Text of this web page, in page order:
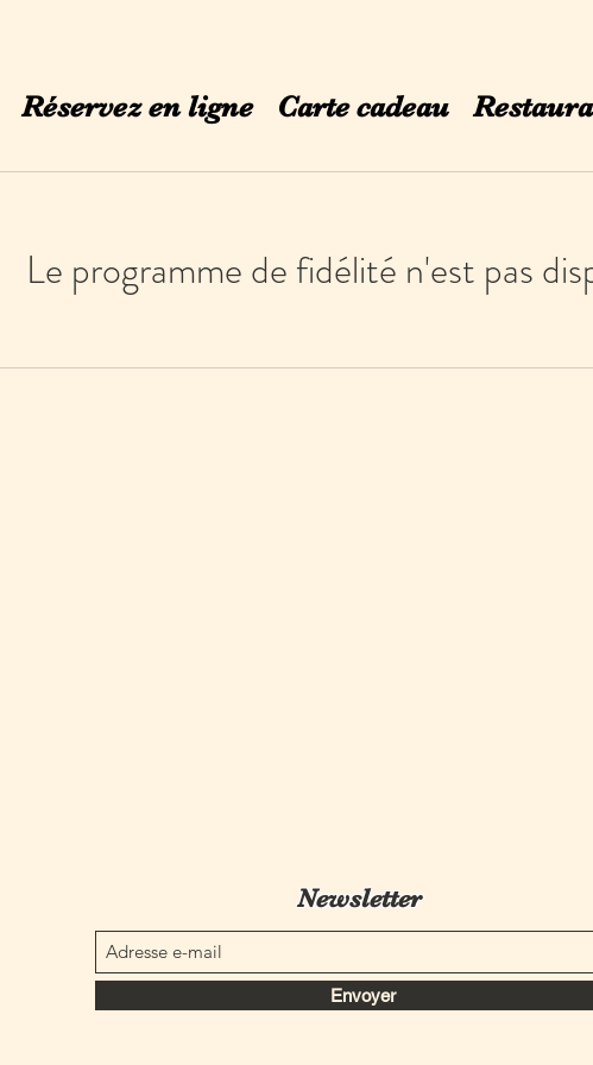
Réservez en ligne Carte cadeau
Le programme de fidélité n'est pas
Newsletter
Envoyer